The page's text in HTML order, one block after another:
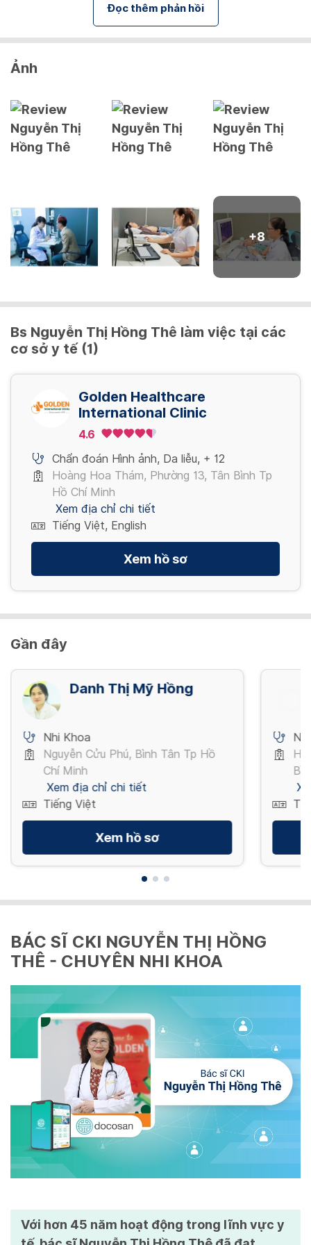
Đọc thêm phản hồi
Ảnh
+8
Bs Nguyễn Thị Hồng Thê làm việc tại các
cơ sở y tế (1)
Golden Healthcare
International Clinic
4.6
Chẩn đoán Hình ảnh, Da liễu, + 12
Hoàng Hoa Thám, Phường 13, Tân Bình Tp
Hồ Chí Minh
Xem địa chỉ chi tiết
Tiếng Việt, English
Xem hồ sơ
Gần đây
Danh Thị Mỹ Hồng
Nhi Khoa
Nguyễn Cửu Phú, Bình Tân Tp Hồ
Chí Minh
Xem địa chỉ chi tiết
Tiếng Việt
Xem hồ sơ
BÁC SĨ CKI NGUYỄN THỊ HỒNG
THÊ - CHUYÊN NHI KHOA
Với hơn 45 năm hoạt động trong lĩnh vực y